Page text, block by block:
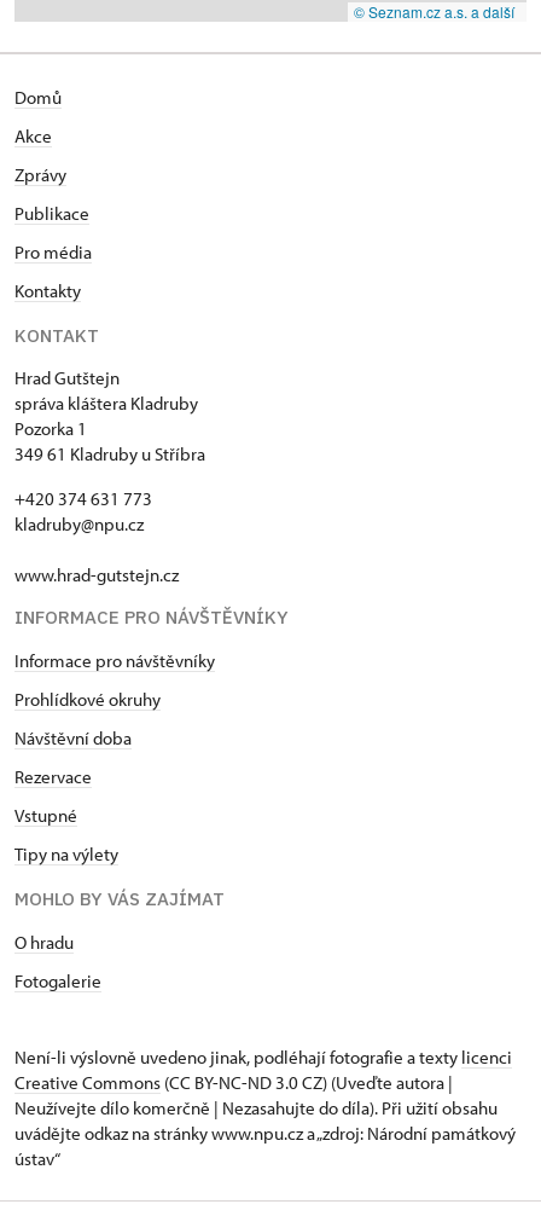
© Seznam.cz a.s. a další
Domů
Akce
Zprávy
Publikace
Pro média
Kontakty
KONTAKT
Hrad Gutštejn
správa kláštera Kladruby
Pozorka 1
349 61 Kladruby u Stříbra
+420 374 631 773
kladruby@npu.cz
www.hrad-gutstejn.cz
INFORMACE PRO NÁVŠTĚVNÍKY
Informace pro návštěvníky
Prohlídkové okruhy
Návštěvní doba
Rezervace
Vstupné
Tipy na výlety
MOHLO BY VÁS ZAJÍMAT
O hradu
Fotogalerie
Není-li výslovně uvedeno jinak, podléhají fotografie a texty licenci
Creative Commons (CC BY-NC-ND 3.0 CZ) (Uveďte autora |
Neužívejte dílo komerčně | Nezasahujte do díla). Při užití obsahu
uvádějte odkaz na stránky www.npu.cz a „zdroj: Národní památkový
ústav“